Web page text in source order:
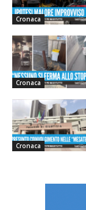
Cronaca
Cronaca
Cronaca